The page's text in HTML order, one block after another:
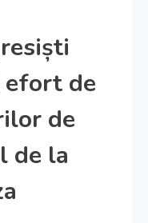
efort de
de
de la